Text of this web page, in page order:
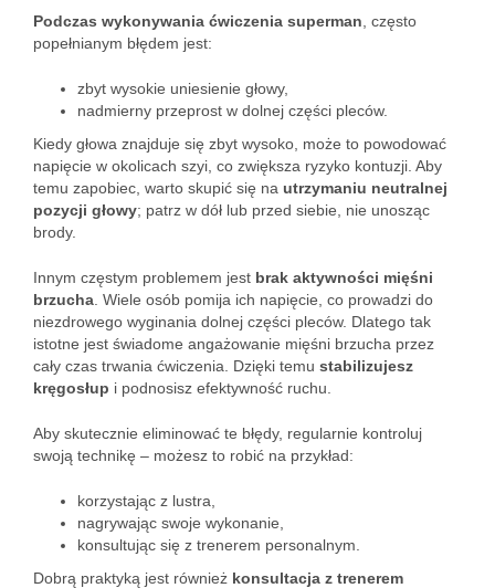
Podczas wykonywania ćwiczenia superman , często
popełnianym błędem jest:
zbyt wysokie uniesienie głowy,
nadmierny przeprost w dolnej części pleców.
Kiedy głowa znajduje się zbyt wysoko, może to powodować
napięcie w okolicach szyi, co zwiększa ryzyko kontuzji. Aby
temu zapobiec, warto skupić się na utrzymaniu neutralnej
pozycji głowy; patrz w dół lub przed siebie, nie unosząc
brody.
Innym częstym problemem jest brak aktywności mięśni
brzucha . Wiele osób pomija ich napięcie, co prowadzi do
niezdrowego wyginania dolnej części pleców. Dlatego tak
istotne jest świadome angażowanie mięśni brzucha przez
cały czas trwania ćwiczenia. Dzięki temu stabilizujesz
kręgosłup i podnosisz efektywność ruchu.
Aby skutecznie eliminować te błędy, regularnie kontroluj
swoją technikę – możesz to robić na przykład:
korzystając z lustra,
nagrywając swoje wykonanie,
konsultując się z trenerem personalnym.
Dobrą praktyką jest również konsultacja z trenerem